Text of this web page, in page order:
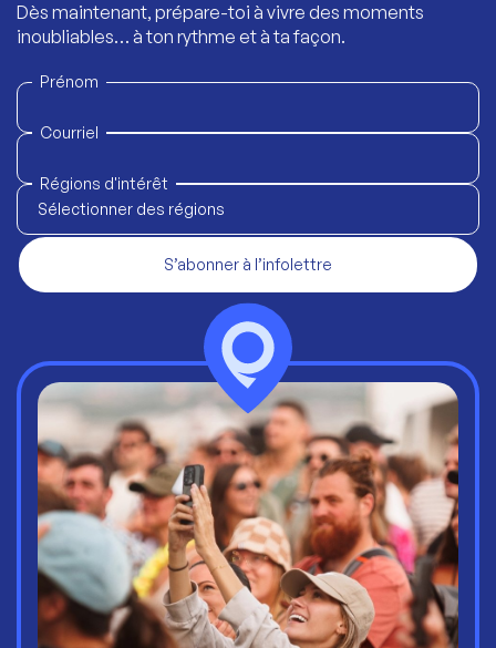
Dès maintenant, prépare-toi à vivre des moments
inoubliables… à ton rythme et à ta façon.
Prénom
Courriel
Régions d'intérêt
Sélectionner des régions
S’abonner à l’infolettre